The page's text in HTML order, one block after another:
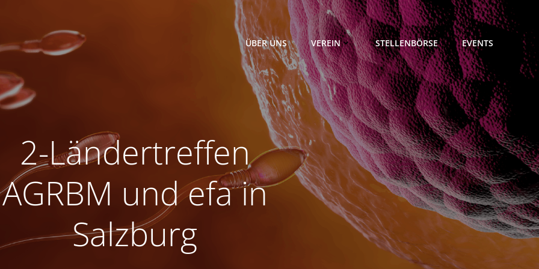
ÜBER UNS VEREIN STELLENBÖRSE EVENTS
2-Ländertreffen
AGRBM und efa in
Salzburg